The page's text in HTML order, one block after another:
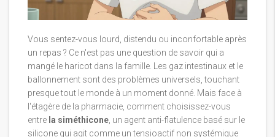
Vous sentez-vous lourd, distendu ou inconfortable après
un repas ? Ce n'est pas une question de savoir qui a
mangé le haricot dans la famille. Les gaz intestinaux et le
ballonnement sont des problèmes universels, touchant
presque tout le monde à un moment donné. Mais face à
l'étagère de la pharmacie, comment choisissez-vous
entre la siméthicone, un agent anti-flatulence basé sur le
silicone qui agit comme un tensioactif non systémique